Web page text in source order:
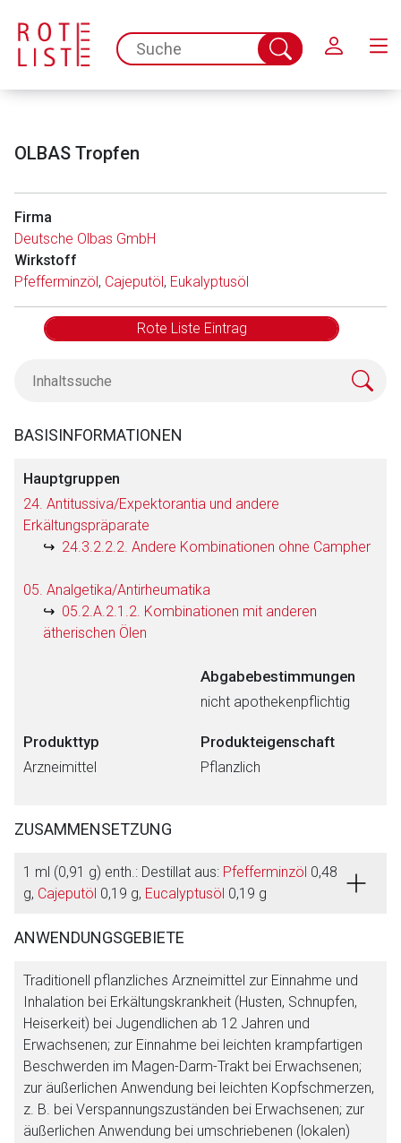
spc.search.input.placeholder
Suche
abschicken
OLBAS Tropfen
Firma
Deutsche Olbas GmbH
Wirkstoff
Pfefferminzöl, Cajeputöl, Eukalyptusöl
Rote Liste Eintrag
BASISINFORMATIONEN
Hauptgruppen
24. Antitussiva/Expektorantia und andere
Erkältungspräparate
24.3.2.2.2. Andere Kombinationen ohne Campher
05. Analgetika/Antirheumatika
05.2.A.2.1.2. Kombinationen mit anderen
ätherischen Ölen
Abgabebestimmungen
nicht apothekenpflichtig
Produkttyp
Arzneimittel
Produkteigenschaft
Pflanzlich
ZUSAMMENSETZUNG
1 ml (0,91 g) enth.: Destillat aus: Pfefferminzöl 0,48
g, Cajeputöl 0,19 g, Eucalyptusöl 0,19 g
ANWENDUNGSGEBIETE
Traditionell pflanzliches Arzneimittel zur Einnahme und
Inhalation bei Erkältungskrankheit (Husten, Schnupfen,
Heiserkeit) bei Jugendlichen ab 12 Jahren und
Erwachsenen; zur Einnahme bei leichten krampfartigen
Beschwerden im Magen-Darm-Trakt bei Erwachsenen;
zur äußerlichen Anwendung bei leichten Kopfschmerzen,
z. B. bei Verspannungszuständen bei Erwachsenen; zur
äußerlichen Anwendung bei umschriebenen (lokalen)